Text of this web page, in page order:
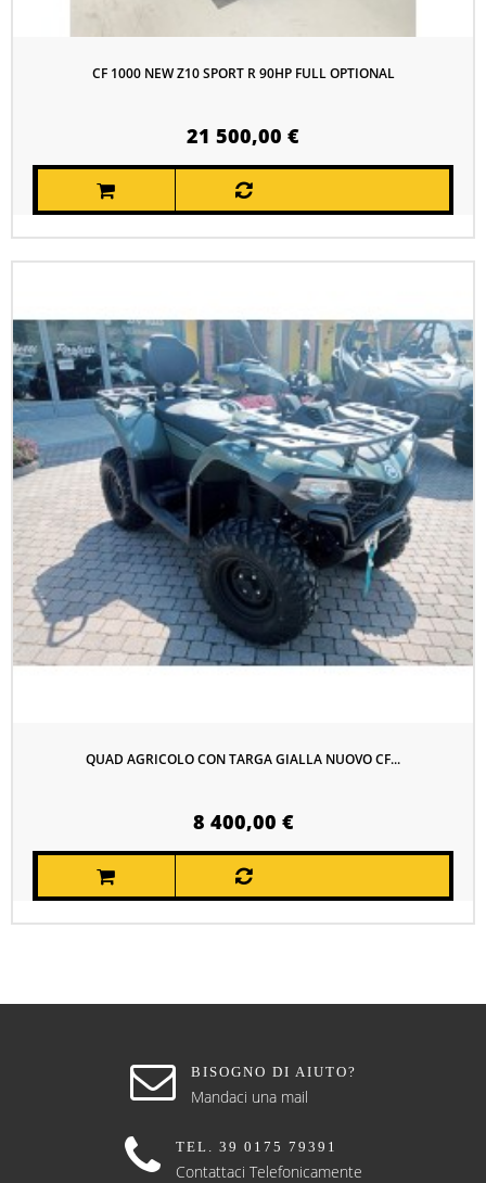
CF 1000 NEW Z10 SPORT R 90HP FULL OPTIONAL
21 500,00 €
QUAD AGRICOLO CON TARGA GIALLA NUOVO CF...
8 400,00 €
BISOGNO DI AIUTO?
Mandaci una mail
TEL. 39 0175 79391
Contattaci Telefonicamente